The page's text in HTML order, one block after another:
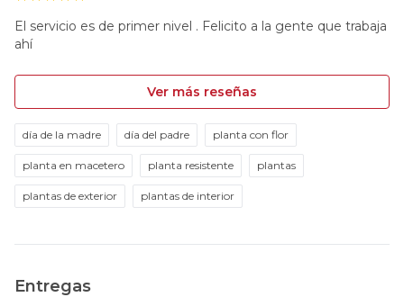
El servicio es de primer nivel . Felicito a la gente que trabaja
ahí
Ver más reseñas
día de la madre día del padre planta con flor
planta en macetero planta resistente plantas
plantas de exterior plantas de interior
Entregas